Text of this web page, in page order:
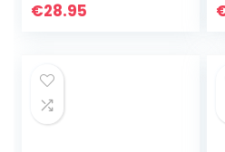
dual band,
€28.95